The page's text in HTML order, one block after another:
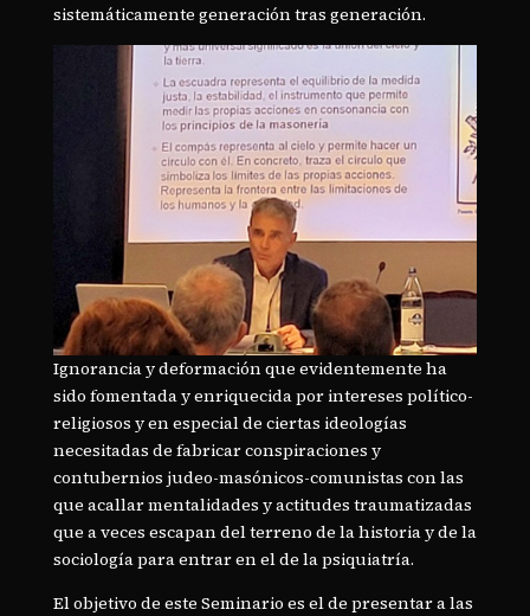
sistemáticamente generación tras generación.
Ignorancia y deformación que evidentemente ha
sido fomentada y enriquecida por intereses político-
religiosos y en especial de ciertas ideologías
necesitadas de fabricar conspiraciones y
contubernios judeo-masónicos-comunistas con las
que acallar mentalidades y actitudes traumatizadas
que a veces escapan del terreno de la historia y de la
sociología para entrar en el de la psiquiatría.
El objetivo de este Seminario es el de presentar a las